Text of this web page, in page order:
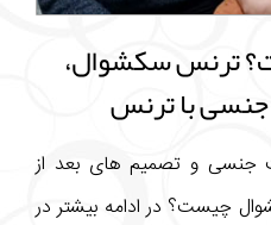
ترنس سکشوال،
جنسی با ترنس
و تصمیم های بعد از
چیست؟ در ادامه بیشتر در